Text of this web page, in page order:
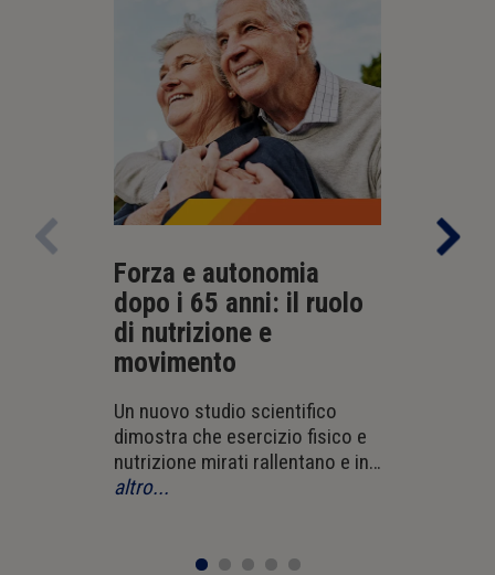
Forza e autonomia
dopo i 65 anni: il ruolo
di nutrizione e
movimento
Un nuovo studio scientifico
dimostra che esercizio fisico e
nutrizione mirati rallentano e in
parte invertono
altro...